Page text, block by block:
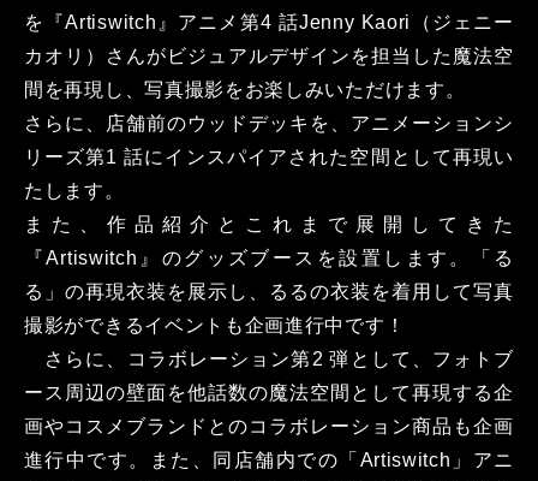
を『Artiswitch』アニメ第4 話Jenny Kaori（ジェニー
カオリ）さんがビジュアルデザインを担当した魔法空
間を再現し、写真撮影をお楽しみいただけます。
さらに、店舗前のウッドデッキを、アニメーションシ
リーズ第1 話にインスパイアされた空間として再現い
たします。
また、作品紹介とこれまで展開してきた
『Artiswitch』のグッズブースを設置します。「る
る」の再現⾐装を展⽰し、るるの⾐装を着⽤して写真
撮影ができるイベントも企画進⾏中です！
さらに、コラボレーション第2 弾として、フォトブ
ース周辺の壁⾯を他話数の魔法空間として再現する企
画やコスメブランドとのコラボレーション商品も企画
進⾏中です。また、同店舗内での「Artiswitch」アニ